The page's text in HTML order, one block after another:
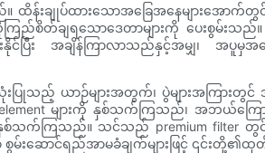
ပ်ထားသောအခြေအနေများအောက်တွင် က
ချရသောဒေတာများကို ပေးစွမ်းသည်။ ပ
းနိုင်ပြီး အချိန်ကြာလာသည်နှင့်အမျှ၊ အ
သုံးပြုသည့် ယာဉ်များအတွက်၊ ပွဲများအကြ
များကို နှစ်သက်ကြသည်၊ အဘယ်ကြ
က်ကြသည်။ သင်သည် premium filter တွင် ရ
းဆောင်ရည်အာမခံချက်များဖြင့် ၎င်းတို့၏